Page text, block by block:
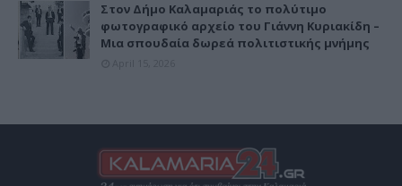
Στον Δήμο Καλαμαριάς το πολύτιμο
φωτογραφικό αρχείο του Γιάννη Κυριακίδη –
Μια σπουδαία δωρεά πολιτιστικής μνήμης